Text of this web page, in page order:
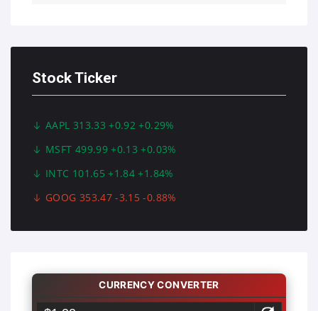
Stock Ticker
AAPL 313.33 +0.92 +0.29%
MSFT 499.99 +0.13 +0.03%
INTC 101.65 +1.84 +1.84%
GOOG 353.47 -3.15 -0.88%